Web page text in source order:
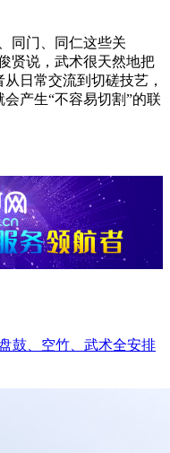
门、同仁这些关
贤说，武术很天然地把
日常交流到切磋技艺，
产生“不容易切割”的联
鼓、空竹、武术全安排